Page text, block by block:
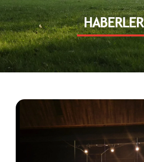
HABERLER